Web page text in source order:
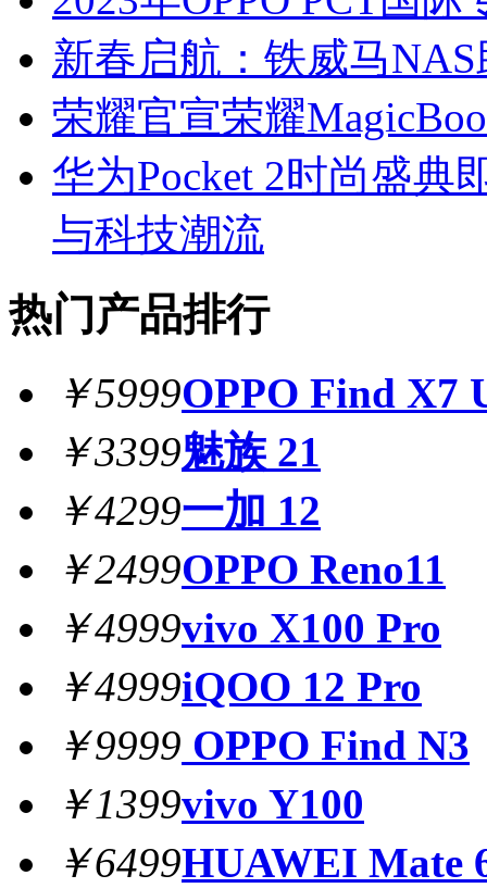
新春启航：铁威马
荣耀官宣荣耀
华为Pocket 2时尚盛典
与科技潮流
热门产品排行
￥5999OPPO Find X7
￥3399魅族 21
￥4299一加 12
￥2499OPPO Reno11
￥4999vivo X100 Pro
￥4999iQOO 12 Pro
￥9999 OPPO Find N3
￥1399vivo Y100
￥6499HUAWEI Mate